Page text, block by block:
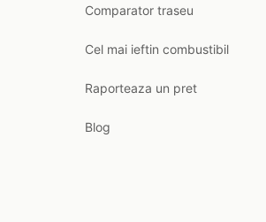
Comparator traseu
Cel mai ieftin combustibil
Raporteaza un pret
Blog